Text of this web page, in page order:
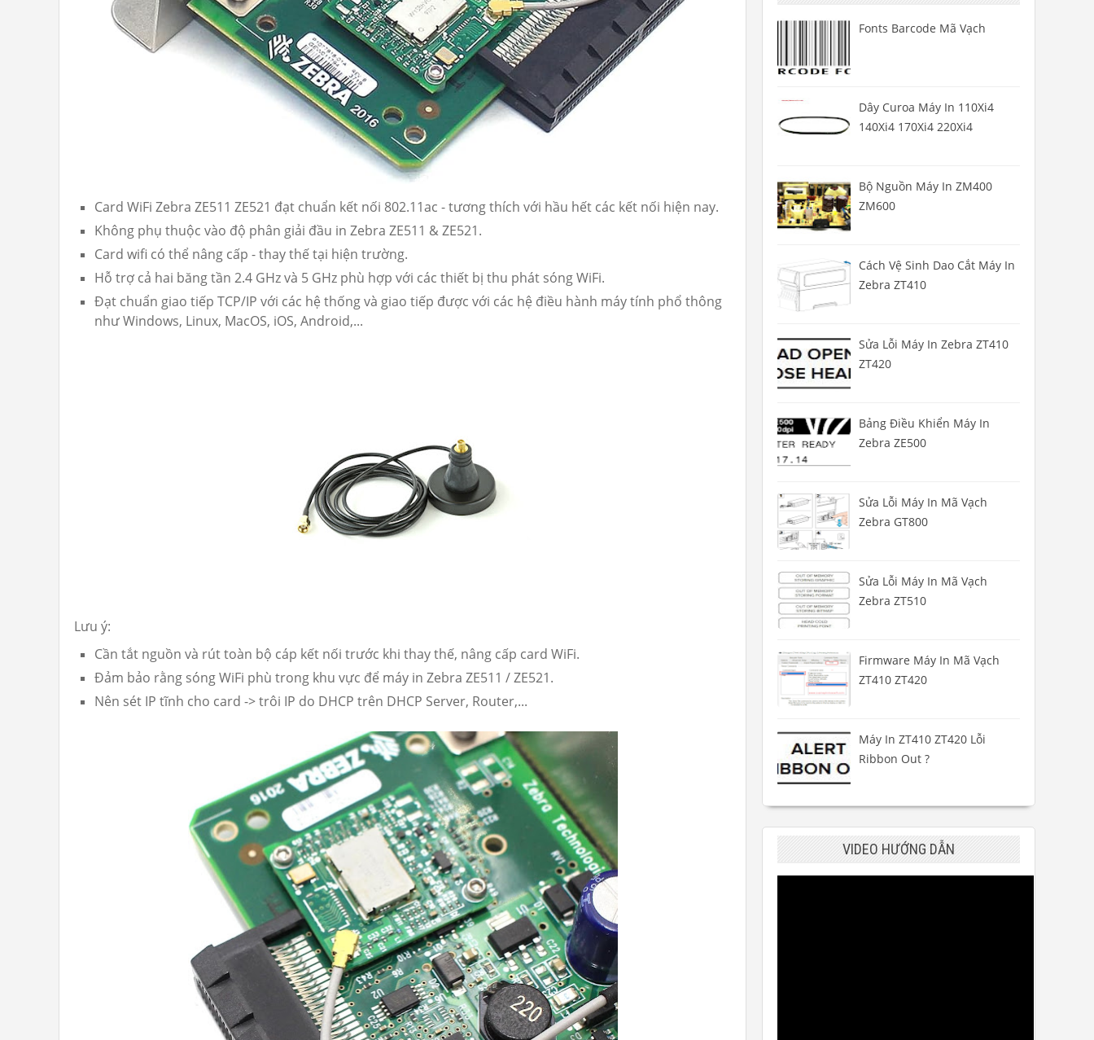
Card WiFi Zebra ZE511 ZE521 đạt chuẩn kết nối 802.11ac - tương thích với hầu hết các kết nối hiện nay.
Không phụ thuộc vào độ phân giải đầu in Zebra ZE511 & ZE521.
Card wifi có thể nâng cấp - thay thế tại hiện trường.
Hỗ trợ cả hai băng tần 2.4 GHz và 5 GHz phù hợp với các thiết bị thu phát sóng WiFi.
Đạt chuẩn giao tiếp TCP/IP với các hệ thống và giao tiếp được với các hệ điều hành máy tính phổ thông
như Windows, Linux, MacOS, iOS, Android,...
Lưu ý:
Cần tắt nguồn và rút toàn bộ cáp kết nối trước khi thay thế, nâng cấp card WiFi.
Đảm bảo rằng sóng WiFi phù trong khu vực để máy in Zebra ZE511 / ZE521.
Nên sét IP tĩnh cho card -> trôi IP do DHCP trên DHCP Server, Router,...
Fonts Barcode Mã Vạch
Dây Curoa Máy In 110Xi4
140Xi4 170Xi4 220Xi4
Bộ Nguồn Máy In ZM400
ZM600
Cách Vệ Sinh Dao Cắt Máy In
Zebra ZT410
Sửa Lỗi Máy In Zebra ZT410
ZT420
Bảng Điều Khiển Máy In
Zebra ZE500
Sửa Lỗi Máy In Mã Vạch
Zebra GT800
Sửa Lỗi Máy In Mã Vạch
Zebra ZT510
Firmware Máy In Mã Vạch
ZT410 ZT420
Máy In ZT410 ZT420 Lỗi
Ribbon Out ?
VIDEO HƯỚNG DẪN